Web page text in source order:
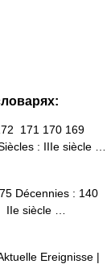
171 170 169
: IIIe siècle …
Décennies : 140
IIe siècle …
Ereignisse |